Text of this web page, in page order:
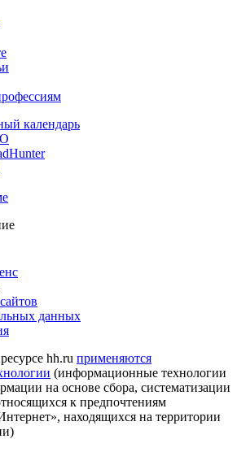
календарь
данных
hh.ru применяются
(информационные технологии
на основе сбора, систематизации
к предпочтениям
находящихся на территории